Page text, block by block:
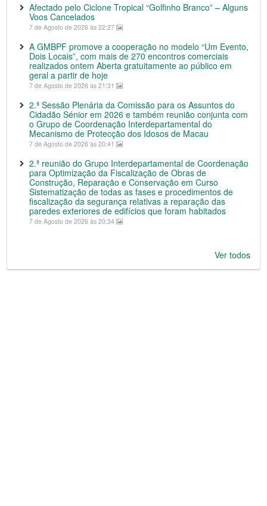
Afectado pelo Ciclone Tropical “Golfinho Branco” – Alguns
Voos Cancelados
7 de Agosto de 2026 às 22:27
A GMBPF promove a cooperação no modelo “Um Evento,
Dois Locais”, com mais de 270 encontros comerciais
realizados ontem Aberta gratuitamente ao público em
geral a partir de hoje
7 de Agosto de 2026 às 21:31
2.ª Sessão Plenária da Comissão para os Assuntos do
Cidadão Sénior em 2026 e também reunião conjunta com
o Grupo de Coordenação Interdepartamental do
Mecanismo de Protecção dos Idosos de Macau
7 de Agosto de 2026 às 20:41
2.ª reunião do Grupo Interdepartamental de Coordenação
para Optimização da Fiscalização de Obras de
Construção, Reparação e Conservação em Curso
Sistematização de todas as fases e procedimentos de
fiscalização da segurança relativas a reparação das
paredes exteriores de edifícios que foram habitados
7 de Agosto de 2026 às 20:34
Ver todos